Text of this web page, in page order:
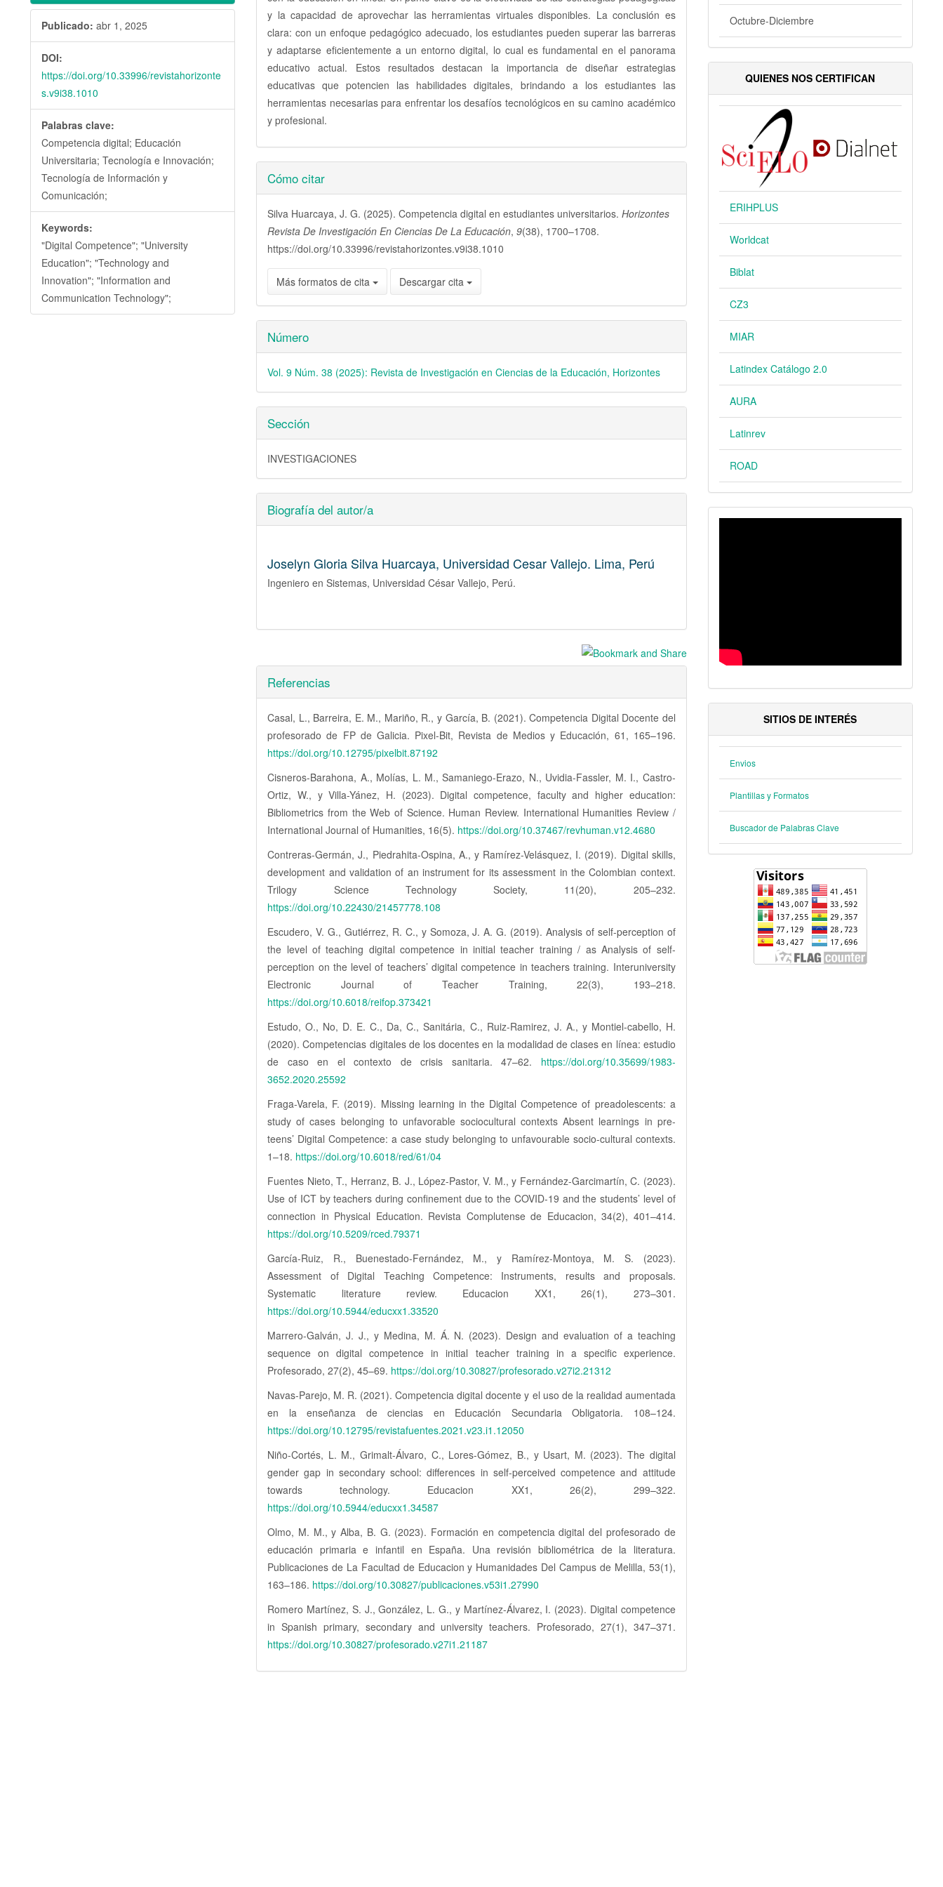
Publicado: abr 1, 2025
DOI:
https://doi.org/10.33996/revistahorizonte
s.v9i38.1010
Palabras clave:
Competencia digital; Educación
Universitaria; Tecnología e Innovación;
Tecnología de Información y
Comunicación;
Keywords:
"Digital Competence"; "University
Education"; "Technology and
Innovation"; "Information and
Communication Technology";
y la capacidad de aprovechar las herramientas virtuales disponibles. La conclusión es
clara: con un enfoque pedagógico adecuado, los estudiantes pueden superar las barreras
y adaptarse eficientemente a un entorno digital, lo cual es fundamental en el panorama
educativo actual. Estos resultados destacan la importancia de diseñar estrategias
educativas que potencien las habilidades digitales, brindando a los estudiantes las
herramientas necesarias para enfrentar los desafíos tecnológicos en su camino académico
y profesional.
Detalles
del
artículo
Cómo citar
Silva Huarcaya, J. G. (2025). Competencia digital en estudiantes universitarios.Horizontes
Revista De Investigación En Ciencias De La Educación,9(38), 1700–1708.
https://doi.org/10.33996/revistahorizontes.v9i38.1010
Más formatos de cita Descargar cita
Número
Vol. 9 Núm. 38 (2025): Revista de Investigación en Ciencias de la Educación, Horizontes
Sección
INVESTIGACIONES
Biografía del autor/a
Joselyn Gloria Silva Huarcaya, Universidad Cesar Vallejo. Lima, Perú
Ingeniero en Sistemas, Universidad César Vallejo, Perú.
Referencias
Casal, L., Barreira, E. M., Mariño, R., y García, B. (2021). Competencia Digital Docente del
profesorado de FP de Galicia. Pixel-Bit, Revista de Medios y Educación, 61, 165–196.
https://doi.org/10.12795/pixelbit.87192
Cisneros-Barahona, A., Molías, L. M., Samaniego-Erazo, N., Uvidia-Fassler, M. I., Castro-
Ortiz, W., y Villa-Yánez, H. (2023). Digital competence, faculty and higher education:
Bibliometrics from the Web of Science. Human Review. International Humanities Review /
International Journal of Humanities, 16(5). https://doi.org/10.37467/revhuman.v12.4680
Contreras-Germán, J., Piedrahita-Ospina, A., y Ramírez-Velásquez, I. (2019). Digital skills,
development and validation of an instrument for its assessment in the Colombian context.
Trilogy Science Technology Society, 11(20), 205–232.
https://doi.org/10.22430/21457778.108
Escudero, V. G., Gutiérrez, R. C., y Somoza, J. A. G. (2019). Analysis of self-perception of
the level of teaching digital competence in initial teacher training / as Analysis of self-
perception on the level of teachers’ digital competence in teachers training. Interuniversity
Electronic Journal of Teacher Training, 22(3), 193–218.
https://doi.org/10.6018/reifop.373421
Estudo, O., No, D. E. C., Da, C., Sanitária, C., Ruiz-Ramirez, J. A., y Montiel-cabello, H.
(2020). Competencias digitales de los docentes en la modalidad de clases en línea: estudio
de caso en el contexto de crisis sanitaria. 47–62. https://doi.org/10.35699/1983-
3652.2020.25592
Fraga-Varela, F. (2019). Missing learning in the Digital Competence of preadolescents: a
study of cases belonging to unfavorable sociocultural contexts Absent learnings in pre-
teens’ Digital Competence: a case study belonging to unfavourable socio-cultural contexts.
1–18. https://doi.org/10.6018/red/61/04
Fuentes Nieto, T., Herranz, B. J., López-Pastor, V. M., y Fernández-Garcimartín, C. (2023).
Use of ICT by teachers during confinement due to the COVID-19 and the students’ level of
connection in Physical Education. Revista Complutense de Educacion, 34(2), 401–414.
https://doi.org/10.5209/rced.79371
García-Ruiz, R., Buenestado-Fernández, M., y Ramírez-Montoya, M. S. (2023).
Assessment of Digital Teaching Competence: Instruments, results and proposals.
Systematic literature review. Educacion XX1, 26(1), 273–301.
https://doi.org/10.5944/educxx1.33520
Marrero-Galván, J. J., y Medina, M. Á. N. (2023). Design and evaluation of a teaching
sequence on digital competence in initial teacher training in a specific experience.
Profesorado, 27(2), 45–69. https://doi.org/10.30827/profesorado.v27i2.21312
Navas-Parejo, M. R. (2021). Competencia digital docente y el uso de la realidad aumentada
en la enseñanza de ciencias en Educación Secundaria Obligatoria. 108–124.
https://doi.org/10.12795/revistafuentes.2021.v23.i1.12050
Niño-Cortés, L. M., Grimalt-Álvaro, C., Lores-Gómez, B., y Usart, M. (2023). The digital
gender gap in secondary school: differences in self-perceived competence and attitude
towards technology. Educacion XX1, 26(2), 299–322.
https://doi.org/10.5944/educxx1.34587
Olmo, M. M., y Alba, B. G. (2023). Formación en competencia digital del profesorado de
educación primaria e infantil en España. Una revisión bibliométrica de la literatura.
Publicaciones de La Facultad de Educacion y Humanidades Del Campus de Melilla, 53(1),
163–186. https://doi.org/10.30827/publicaciones.v53i1.27990
Romero Martínez, S. J., González, L. G., y Martínez-Álvarez, I. (2023). Digital competence
in Spanish primary, secondary and university teachers. Profesorado, 27(1), 347–371.
https://doi.org/10.30827/profesorado.v27i1.21187
Octubre-Diciembre
QUIENES NOS CERTIFICAN
ERIHPLUS
Worldcat
Biblat
CZ3
MIAR
Latindex Catálogo 2.0
AURA
Latinrev
ROAD
VIDEO
SITIOS DE INTERÉS
Envios
Plantillas y Formatos
Buscador de Palabras Clave